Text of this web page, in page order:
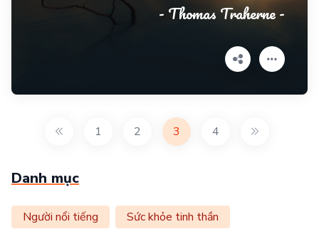
- Thomas Traherne -
1 2 3 4
Danh mục
Người nổi tiếng
Sức khỏe tinh thần